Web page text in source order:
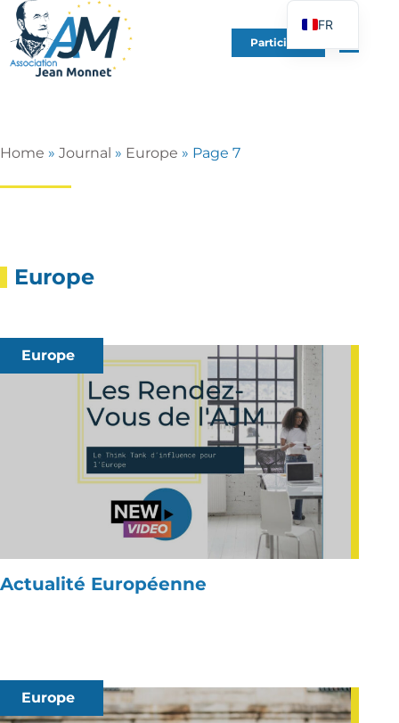
Participer
Home » Journal » Europe » Page 7
Europe
Europe
Actualité Européenne
Europe
FR
EN